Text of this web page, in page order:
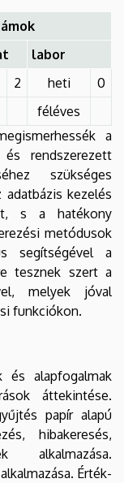
labor
2 heti
0
féléves
a
rendszerezett
szükséges
kezelés
s a hatékony
metódusok
segítségével a
tesznek szert a
melyek jóval
funkciókon.
és alapfogalmak
áttekintése.
papír alapú
hibakeresés,
alkalmazása.
Érték-